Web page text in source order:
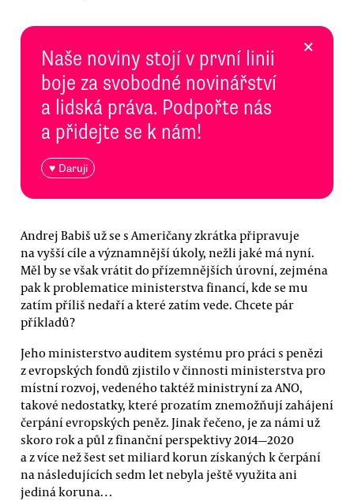
Naše noviny stojí v první linii
boje za svobodné novinářství
a lidská práva. Podpořte nás
a přidejte se k nám!
♥ Daruji
×
Andrej Babiš už se s Američany zkrátka připravuje
na vyšší cíle a významnější úkoly, nežli jaké má nyní.
Měl by se však vrátit do přízemnějších úrovní, zejména
pak k problematice ministerstva financí, kde se mu
zatím příliš nedaří a které zatím vede. Chcete pár
příkladů?
Jeho ministerstvo auditem systému pro práci s penězi
z evropských fondů zjistilo v činnosti ministerstva pro
místní rozvoj, vedeného taktéž ministryní za ANO,
takové nedostatky, které prozatím znemožňují zahájení
čerpání evropských peněz. Jinak řečeno, je za námi už
skoro rok a půl z finanční perspektivy 2014—2020
a z více než šest set miliard korun získaných k čerpání
na následujících sedm let nebyla ještě využita ani
jediná koruna…